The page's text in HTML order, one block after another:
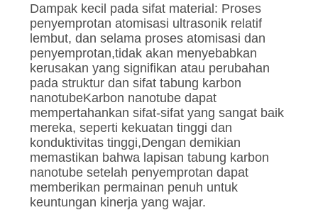
Dampak kecil pada sifat material: Proses
penyemprotan atomisasi ultrasonik relatif
lembut, dan selama proses atomisasi dan
penyemprotan,tidak akan menyebabkan
kerusakan yang signifikan atau perubahan
pada struktur dan sifat tabung karbon
nanotubeKarbon nanotube dapat
mempertahankan sifat-sifat yang sangat baik
mereka, seperti kekuatan tinggi dan
konduktivitas tinggi,Dengan demikian
memastikan bahwa lapisan tabung karbon
nanotube setelah penyemprotan dapat
memberikan permainan penuh untuk
keuntungan kinerja yang wajar.